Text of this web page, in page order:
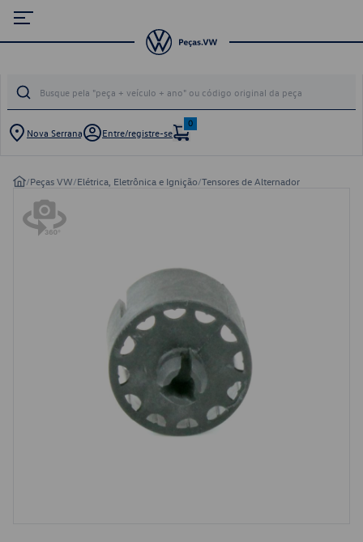
Nova Serrana Entre/registre-se
0
/Peças VW/Elétrica, Eletrônica e Ignição/Tensores de Alternador